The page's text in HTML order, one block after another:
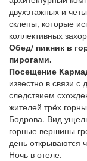
двухэтажных и
склепы, которые
коллективных
Обед/ пикник в
пирогами.
Посещение
известно в связи
следствием
жителей трёх
Бодрова. Вид
горные вершины
день открываются
Ночь в отеле.